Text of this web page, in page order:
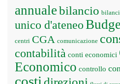
annualebilancio
unico d'ateneo
centri CGA comunicazione
contabilità conti economici
Economico controllo